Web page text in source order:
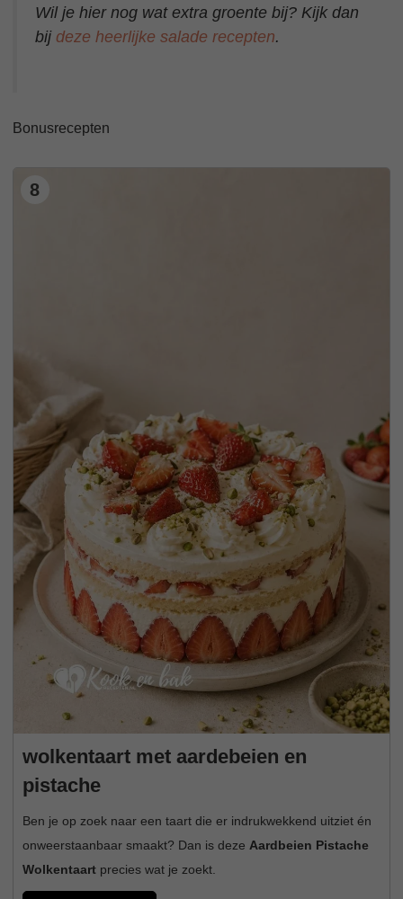
Wil je hier nog wat extra groente bij? Kijk dan
bij deze heerlijke salade recepten.
Bonusrecepten
8
wolkentaart met aardebeien en
pistache
Ben je op zoek naar een taart die er indrukwekkend uitziet én
onweerstaanbaar smaakt? Dan is deze Aardbeien Pistache
Wolkentaartprecies wat je zoekt.